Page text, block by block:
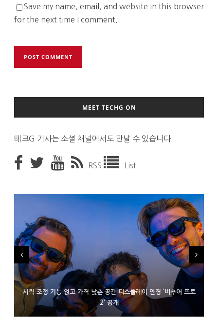
Save my name, email, and website in this browser
for the next time I comment.
MEET TECHG ON
테크G 기사는 소셜 채널에서도 만날 수 있습니다.
RSS List
시력 조정 기능 얹고 가격 낮춘 공간 디스플레이 안경 ‘비추어 프로
2’ 공개
D램 부족에 10억달러어치 아이폰18 프로세서 패키징 대기 중
300~400달러 반지형 스피커 준비하는 오픈AI